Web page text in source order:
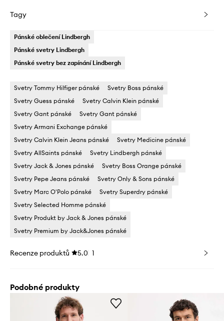
Tagy
Pánské oblečení Lindbergh
Pánské svetry Lindbergh
Pánské svetry bez zapínání Lindbergh
Svetry Tommy Hilfiger pánské
Svetry Boss pánské
Svetry Guess pánské
Svetry Calvin Klein pánské
Svetry Gant pánské
Svetry Gant pánské
Svetry Armani Exchange pánské
Svetry Calvin Klein Jeans pánské
Svetry Medicine pánské
Svetry AllSaints pánské
Svetry Lindbergh pánské
Svetry Jack & Jones pánské
Svetry Boss Orange pánské
Svetry Pepe Jeans pánské
Svetry Only & Sons pánské
Svetry Marc O'Polo pánské
Svetry Superdry pánské
Svetry Selected Homme pánské
Svetry Produkt by Jack & Jones pánské
Svetry Premium by Jack&Jones pánské
Recenze produktů 5.0 1
Podobné produkty